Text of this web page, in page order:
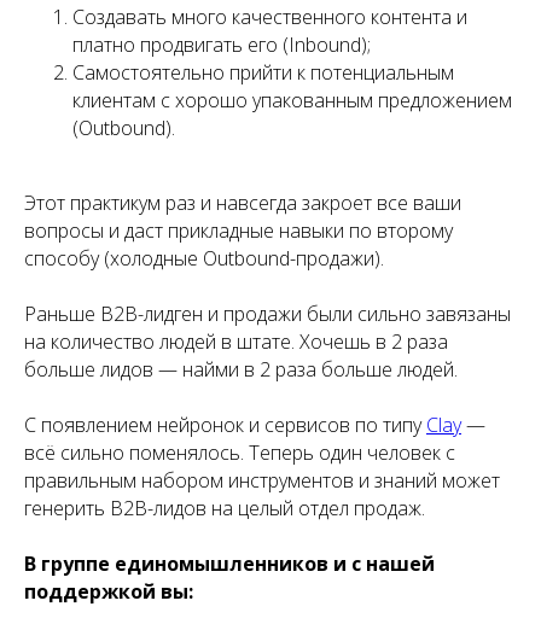
Создавать много качественного контента и
платно продвигать его (Inbound);
Самостоятельно прийти к потенциальным
клиентам с хорошо упакованным предложением
(Outbound).
Этот практикум раз и навсегда закроет все ваши
вопросы и даст прикладные навыки по второму
способу (холодные Outbound-продажи).
Раньше B2B-лидген и продажи были сильно завязаны
на количество людей в штате. Хочешь в 2 раза
больше лидов — найми в 2 раза больше людей.
С появлением нейронок и сервисов по типуClay—
всё сильно поменялось. Теперь один человек с
правильным набором инструментов и знаний может
генерить B2B-лидов на целый отдел продаж.
В группе единомышленников и с нашей
поддержкой вы: